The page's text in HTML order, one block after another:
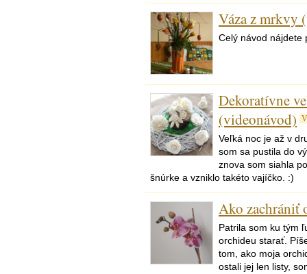
Váza z mrkvy
Celý návod nájdete
Dekoratívne
(videonávod)
Veľká noc je až v
som sa pustila do
znova som siahla
šnúrke a vzniklo takéto vajíčko. :)
Ako zachrániť
Patrila som ku tým
orchideu starať.
tom, ako moja
ostali jej len listy,